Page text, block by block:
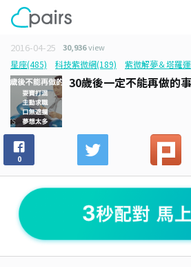
2016-04-25 30,936view
星座(485)
科技紫微網(189) 紫微解夢＆塔羅
30歲後一定不能再做的事
0